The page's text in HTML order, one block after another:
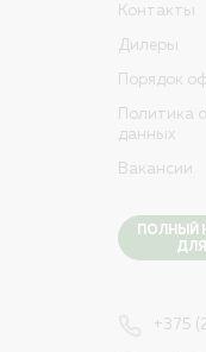
Контакты
Дилеры
Порядок
Политика
данных
Вакансии
ПОЛНЫЙ
+375